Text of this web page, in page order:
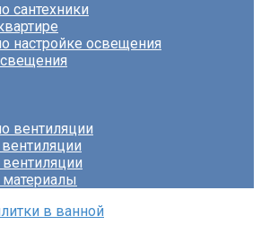
сантехники
настройке освещения
вентиляции
в ванной